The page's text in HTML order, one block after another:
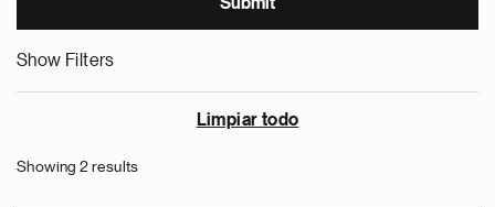
Show Filters
Limpiar todo
Showing 2 results